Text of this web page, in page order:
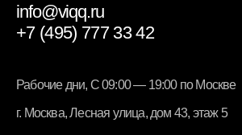
info@viqq.ru
+7 (495) 777 33 42
Рабочие дни, С 09:00 — 19:00 по Москве
г. Москва, Лесная улица, дом 43, этаж 5